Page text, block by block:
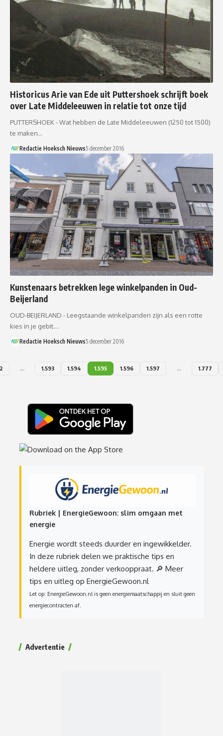
Historicus Arie van Ede uit Puttershoek schrijft boek
over Late Middeleeuwen in relatie tot onze tijd
PUTTERSHOEK - Wat hebben de Late Middeleeuwen (1250 tot 1500)
te maken…
Redactie Hoeksch Nieuws5 december 2016
Kunstenaars betrekken lege winkelpanden in Oud-
Beijerland
OUD-BEIJERLAND - Leegstaande winkelpanden zijn als een rotte
kies in je gebit.…
Redactie Hoeksch Nieuws5 december 2016
… 1.593 1.594 1.595 1.596 1.597 … 1.777
Rubriek | EnergieGewoon: slim omgaan met
energie
Energie wordt steeds duurder en ingewikkelder.
In deze rubriek delen we praktische tips en
heldere uitleg, zonder verkooppraat. 🔎 Meer
tips en uitleg op EnergieGewoon.nl
Let op: EnergieGewoon.nl is geen energiemaatschappij en sluit geen
energiecontracten af.
Advertentie